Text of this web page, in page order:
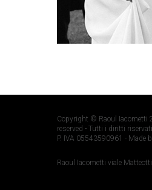
Copyright © Raoul Iacometti
reserved - Tutti i diritti riservati
P. IVA 05543590961 - Made
Raoul Iacometti viale